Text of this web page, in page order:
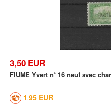
3,50 EUR
FIUME Yvert n° 16 neuf avec
1,95 EUR